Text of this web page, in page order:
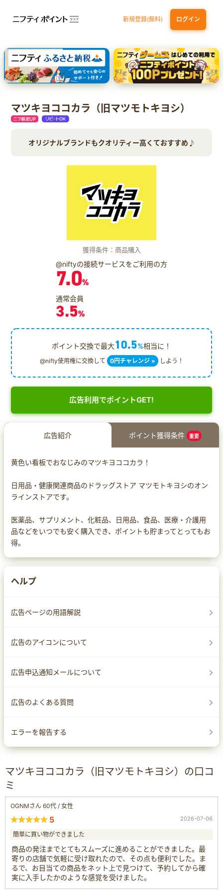
新規登録(無料) ログイン
エポスカード【最短1週間程度付与】
【親権者さまの代理申込専用】三井住友銀行Oliveお子さま用口座
三井住友カード（NL）
マツキヨココカラ（旧マツモトキヨシ）
オリジナルブランドもクオリティー高くておすすめ♪
獲得条件：商品購入
@niftyの接続サービスをご利用の方
7.0%
通常会員
3.5%
ポイント交換で最大10.5%相当に！
@nifty使用権に交換して 0円チャレンジ » しよう！
広告利用でポイントGET!
広告紹介 ポイント獲得条件 重要
黄色い看板でおなじみのマツキヨココカラ！
日用品・健康関連商品のドラッグストア マツモトキヨシのオン
ラインストアです。
医薬品、サプリメント、化粧品、日用品、食品、医療・介護用
品などをいつでも安く購入でき、ポイントも貯まってとってもお
得。
ヘルプ
広告ページの用語解説
広告のアイコンについて
広告申込通知メールについて
広告のよくある質問
エラーを報告する
マツキヨココカラ（旧マツモトキヨシ）の口コ
ミ
OGNMさん 60代 / 女性
5 2026-07-06
簡単に買い物ができました
商品の発注までとてもスムーズに進めることができました。最
寄りの店舗で気軽に受け取れたので、その点も便利でした。ま
るで、お目当ての商品をネット上で見つけて、予約してから確
実に入手したかのような感覚を受けました。